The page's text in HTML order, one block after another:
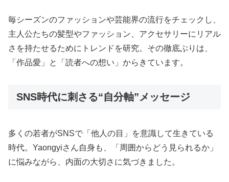
毎シーズンのファッションや芸能界の流行をチェックし、
主人公たちの髪型やファッション、アクセサリーにリアル
さを持たせるためにトレンドを研究。その徹底ぶりは、
「作品愛」と「読者への想い」からきています。
SNS時代に刺さる“自分軸”メッセージ
多くの若者がSNSで「他人の目」を意識して生きている
時代。Yaongyiさん自身も、「周囲からどう見られるか」
に悩みながら、内面の大切さに気づきました。